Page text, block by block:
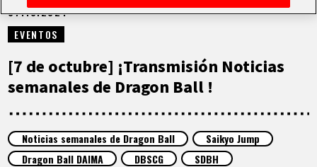
NOTICIAS
LO MÁS DESTACADO
ARTÍCULOS
07.10.2024
EVENTOS
[7 de octubre] ¡Transmisión Noticias
semanales de Dragon Ball !
Noticias semanales de Dragon Ball
Saikyo Jump
Dragon Ball DAIMA
DBSCG
SDBH